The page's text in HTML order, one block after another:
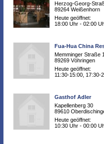
Herzog-Georg-
89264 Weißenhorn
Heute geöffnet:
18:00 Uhr - 02:00
Fua-Hua China
Memminger Straße
89269 Vöhringen
Heute geöffnet:
11:30-15:00, 17:30-
Gasthof Adler
Kapellenberg 30
89610
Heute geöffnet:
10:30 Uhr - 00:00